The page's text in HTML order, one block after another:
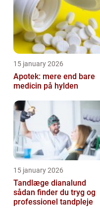
15 january 2026
Apotek: mere end bare
medicin på hylden
15 january 2026
Tandlæge dianalund
sådan finder du tryg og
professionel tandpleje